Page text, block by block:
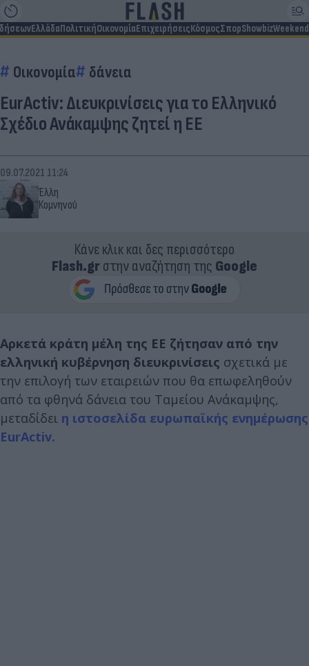
ΕλλάδαΠολιτικήΟικονομίαΕπιχειρήσειςΚόσμοςΣπορShowbizWeekend
Οικονομία δάνεια
EurΑctiv: Διευκρινίσεις για το Ελληνικό
Σχέδιο Ανάκαμψης ζητεί η ΕΕ
Έλλη
Κομνηνού
09.07.2021 11:24
Κάνε κλικ και δες περισσότερο
Flash.grστην αναζήτηση της Google
Aρκετά κράτη μέλη της ΕΕ ζήτησαν από την
ελληνική κυβέρνηση διευκρινίσεις σχετικά με
την επιλογή των εταιρειών που θα επωφεληθούν
από τα φθηνά δάνεια του Ταμείου Ανάκαμψης,
μεταδίδει η ιστοσελίδα ευρωπαϊκής ενημέρωσης
EurActiv.